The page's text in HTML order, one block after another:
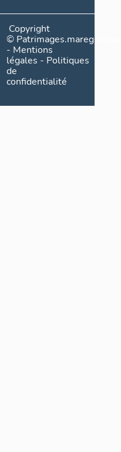
Copyright
©
- Mentions
légales - Politiques
de
confidentialité